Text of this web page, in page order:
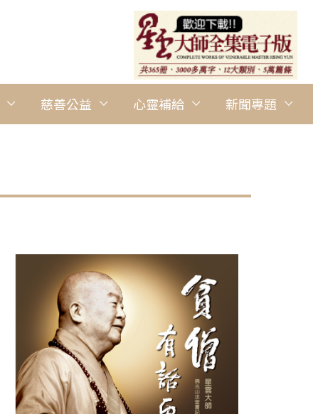
慈善公益 心靈補給 新聞專題
圖說：南華大學舉辦「書中自有電影院」活動，學生借閱原著小